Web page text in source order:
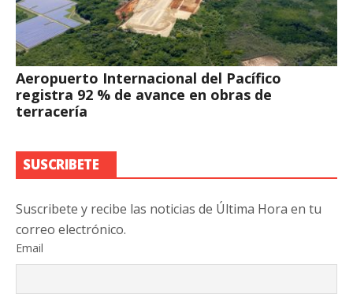
Aeropuerto Internacional del Pacífico
registra 92 % de avance en obras de
terracería
SUSCRIBETE
Suscribete y recibe las noticias de Última Hora en tu
correo electrónico.
Email